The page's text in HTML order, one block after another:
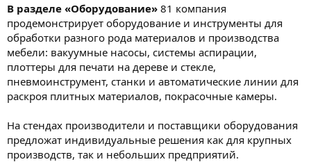
В разделе «Оборудование» 81 компания
продемонстрирует оборудование и инструменты для
обработки разного рода материалов и производства
мебели: вакуумные насосы, системы аспирации,
плоттеры для печати на дереве и стекле,
пневмоинструмент, станки и автоматические линии для
раскроя плитных материалов, покрасочные камеры.
На стендах производители и поставщики оборудования
предложат индивидуальные решения как для крупных
производств, так и небольших предприятий.